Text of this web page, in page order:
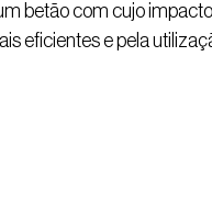
betão com cujo
eficientes e pela